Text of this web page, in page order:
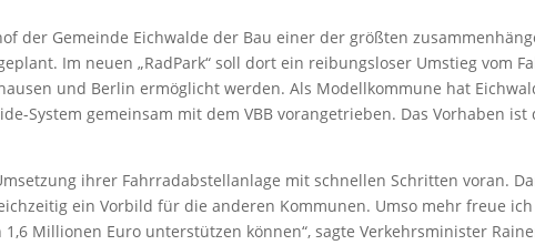
der Gemeinde Eichwalde der Bau einer der größten
Im neuen „RadPark“ soll dort ein reibungsloser Umstieg vom
und Berlin ermöglicht werden. Als Modellkommune hat
System gemeinsam mit dem VBB vorangetrieben. Das Vorhaben
ihrer Fahrradabstellanlage mit schnellen Schritten voran.
ein Vorbild für die anderen Kommunen. Umso mehr freue
Millionen Euro unterstützen können“, sagte Verkehrsminister